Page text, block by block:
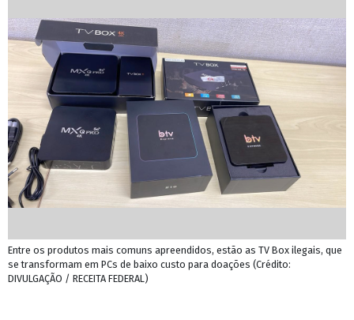
Entre os produtos mais comuns apreendidos, estão as TV Box ilegais, que
se transformam em PCs de baixo custo para doações (Crédito:
DIVULGAÇÃO / RECEITA FEDERAL)